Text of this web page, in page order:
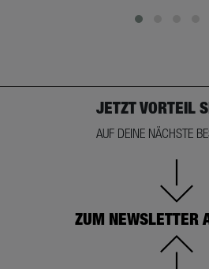
JETZT VORTEIL
AUF DEINE NÄCHSTE
ZUM NEWSLETTER